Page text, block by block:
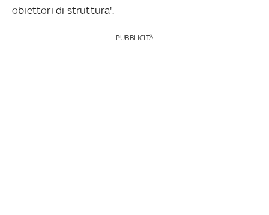
obiettori di struttura'.
PUBBLICITÀ